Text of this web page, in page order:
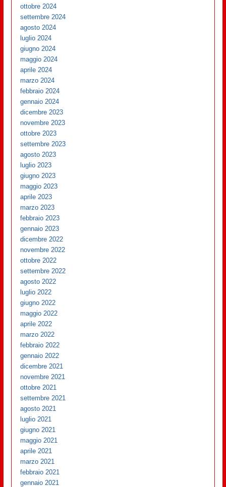
ottobre 2024
settembre 2024
agosto 2024
luglio 2024
giugno 2024
maggio 2024
aprile 2024
marzo 2024
febbraio 2024
gennaio 2024
dicembre 2023
novembre 2023
ottobre 2023
settembre 2023
agosto 2023
luglio 2023
giugno 2023
maggio 2023
aprile 2023
marzo 2023
febbraio 2023
gennaio 2023
dicembre 2022
novembre 2022
ottobre 2022
settembre 2022
agosto 2022
luglio 2022
giugno 2022
maggio 2022
aprile 2022
marzo 2022
febbraio 2022
gennaio 2022
dicembre 2021
novembre 2021
ottobre 2021
settembre 2021
agosto 2021
luglio 2021
giugno 2021
maggio 2021
aprile 2021
marzo 2021
febbraio 2021
gennaio 2021